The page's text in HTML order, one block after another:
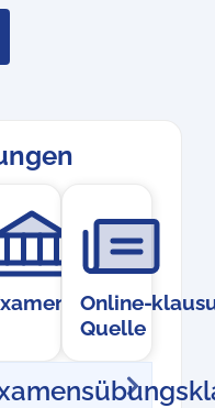
Online-
Quelle